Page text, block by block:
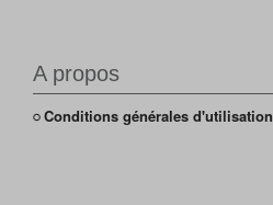
A propos
Conditions générales d'utilisation